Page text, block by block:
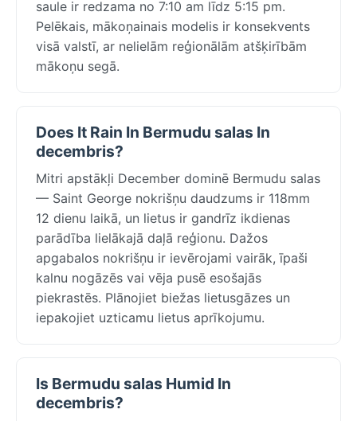
saule ir redzama no 7:10 am līdz 5:15 pm.
Pelēkais, mākoņainais modelis ir konsekvents
visā valstī, ar nelielām reģionālām atšķirībām
mākoņu segā.
Does It Rain In Bermudu salas In
decembris?
Mitri apstākļi December dominē Bermudu salas
— Saint George nokrišņu daudzums ir 118mm
12 dienu laikā, un lietus ir gandrīz ikdienas
parādība lielākajā daļā reģionu. Dažos
apgabalos nokrišņu ir ievērojami vairāk, īpaši
kalnu nogāzēs vai vēja pusē esošajās
piekrastēs. Plānojiet biežas lietusgāzes un
iepakojiet uzticamu lietus aprīkojumu.
Is Bermudu salas Humid In
decembris?